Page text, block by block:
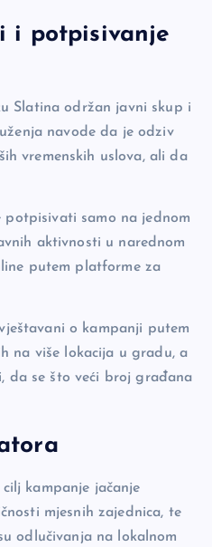
i potpisivanje
Slatina održan javni skup i
navode da je odziv
vremenskih uslova, ali da
potpisivati samo na jednom
aktivnosti u narednom
putem platforme za
o kampanji putem
na više lokacija u gradu, a
da se što veći broj građana
kampanje jačanje
mjesnih zajednica, te
odlučivanja na lokalnom